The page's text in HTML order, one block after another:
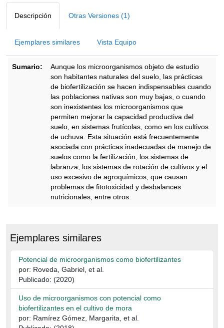
Descripción Otras Versiones (1)
Ejemplares similares Vista Equipo
Sumario:
Aunque los microorganismos objeto de estudio
son habitantes naturales del suelo, las prácticas
de biofertilización se hacen indispensables cuando
las poblaciones nativas son muy bajas, o cuando
son inexistentes los microorganismos que
permiten mejorar la capacidad productiva del
suelo, en sistemas frutícolas, como en los cultivos
de uchuva. Esta situación está frecuentemente
asociada con prácticas inadecuadas de manejo de
suelos como la fertilización, los sistemas de
labranza, los sistemas de rotación de cultivos y el
uso excesivo de agroquímicos, que causan
problemas de fitotoxicidad y desbalances
nutricionales, entre otros.
Ejemplares similares
Potencial de microorganismos como biofertilizantes
por: Roveda, Gabriel, et al.
Publicado: (2020)
Uso de microorganismos con potencial como
biofertilizantes en el cultivo de mora
por: Ramírez Gómez, Margarita, et al.